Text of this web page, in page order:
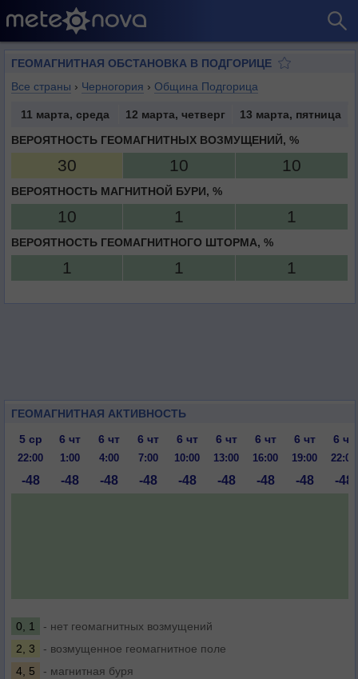
ГЕОМАГНИТНАЯ ОБСТАНОВКА В ПОДГОРИЦЕ
Все страны › Черногория › Община Подгорица
11 марта, среда 12 марта, четверг
13 марта, пятница
ВЕРОЯТНОСТЬ ГЕОМАГНИТНЫХ ВОЗМУЩЕНИЙ, %
30 10 10
ВЕРОЯТНОСТЬ МАГНИТНОЙ БУРИ, %
10 1 1
ВЕРОЯТНОСТЬ ГЕОМАГНИТНОГО ШТОРМА, %
1 1 1
ГЕОМАГНИТНАЯ АКТИВНОСТЬ
5 ср
6 чт 6 чт 6 чт 6 чт 6 чт 6 чт 6 чт 6 чт
22:00 1:00 4:00 7:00 10:00 13:00 16:00 19:00 22:00
-48 -48 -48 -48 -48 -48 -48 -48 -48
0, 1
- нет геомагнитных возмущений
2, 3
- возмущенное геомагнитное поле
4, 5
- магнитная буря